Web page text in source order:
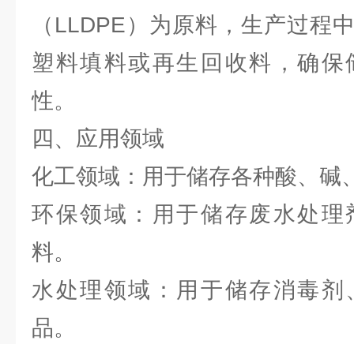
（LLDPE）为原料，生产过程
塑料填料或再生回收料，确
性。
四、应用领域
化工领域：用于储存各种酸、碱
环保领域：用于储存废水处理
料。
水处理领域：用于储存消毒
品。